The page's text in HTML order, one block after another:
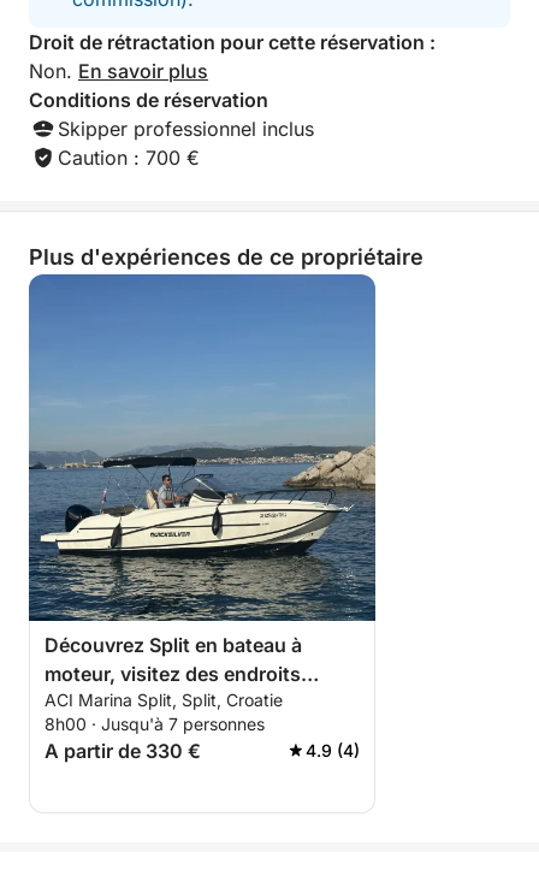
Droit de rétractation pour cette réservation :
Non. En savoir plus
Conditions de réservation
Skipper professionnel inclus
Caution : 700 €
Plus d'expériences de ce propriétaire
Découvrez Split en bateau à
moteur, visitez des endroits
magnifiques
ACI Marina Split, Split, Croatie
8h00 · Jusqu'à 7 personnes
A partir de 330 € 4.9 (4)